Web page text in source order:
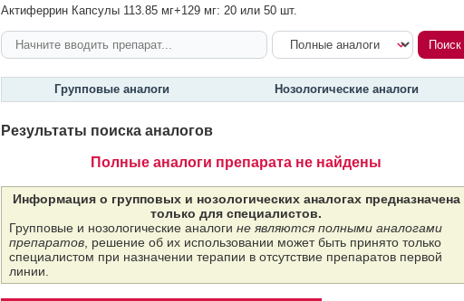
Актиферрин Капсулы 113.85 мг+129 мг: 20 или 50 шт.
Групповые аналоги Нозологические аналоги
Результаты поиска аналогов
Полные аналоги препарата не найдены
Информация о групповых и нозологических аналогах предназначена
только для специалистов.
Групповые и нозологические аналоги не являются полными аналогами
препаратов, решение об их использовании может быть принято только
специалистом при назначении терапии в отсутствие препаратов первой
линии.